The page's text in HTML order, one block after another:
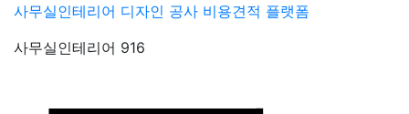
Skip
content
사무실인테리어 디자인 공사 비용견적 플랫폼
사무실인테리어 916